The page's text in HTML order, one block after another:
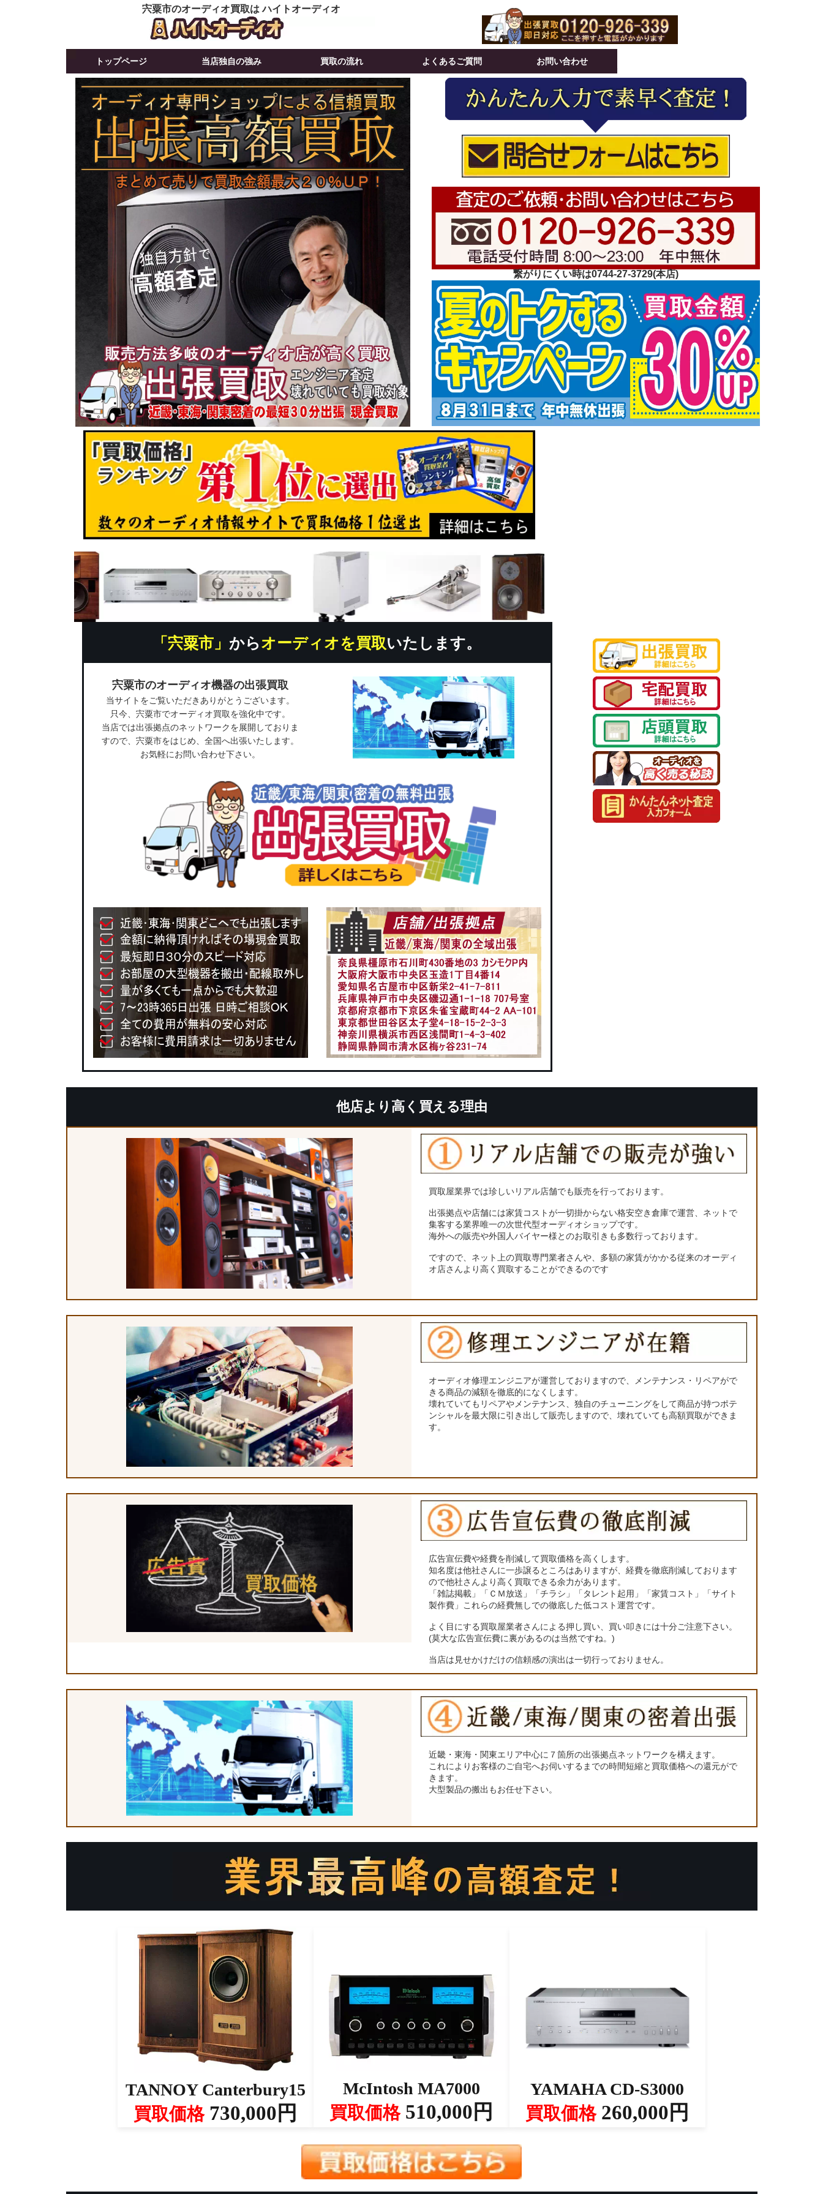
宍粟市のオーディオ買取は ハイトオーディオ
繋がりにくい時は0744-27-3729(本店)
「宍粟市」 からオーディオを買取いたします。
宍粟市のオーディオ機器の出張買取
当サイトをご覧いただきありがとうございます。
只今、宍粟市でオーディオ買取を強化中です。
当店では出張拠点のネットワークを展開しておりま
すので、宍粟市をはじめ、全国へ出張いたします。
お気軽にお問い合わせ下さい。
トップページ 当店独自の強み 買取の流れ よくあるご質問 お問い合わせ
他店より高く買える理由
買取屋業界では珍しいリアル店舗でも販売を行っております。
出張拠点や店舗には家賃コストが一切掛からない格安空き倉庫で運営、ネットで
集客する業界唯一の次世代型オーディオショップです。
海外への販売や外国人バイヤー様とのお取引きも多数行っております。
ですので、ネット上の買取専門業者さんや、多額の家賃がかかる従来のオーディ
オ店さんより高く買取することができるのです
オーディオ修理エンジニアが運営しておりますので、メンテナンス・リペアがで
きる商品の減額を徹底的になくします。
壊れていてもリペアやメンテナンス、独自のチューニングをして商品が持つポテ
ンシャルを最大限に引き出して販売しますので、壊れていても高額買取ができま
す。
広告宣伝費や経費を削減して買取価格を高くします。
知名度は他社さんに一歩譲るところはありますが、経費を徹底削減しております
ので他社さんより高く買取できる余力があります。
「雑誌掲載」「ＣＭ放送」「チラシ」「タレント起用」「家賃コスト」「サイト
製作費」これらの経費無しでの徹底した低コスト運営です。
よく目にする買取屋業者さんによる押し買い、買い叩きには十分ご注意下さい。
(莫大な広告宣伝費に裏があるのは当然ですね。)
当店は見せかけだけの信頼感の演出は一切行っておりません。
近畿・東海・関東エリア中心に７箇所の出張拠点ネットワークを構えます。
これによりお客様のご自宅へお伺いするまでの時間短縮と買取価格への還元がで
きます。
大型製品の搬出もお任せ下さい。
TANNOY Canterbury15
買取価格730,000円
McIntosh MA7000
買取価格510,000円
YAMAHA CD-S3000
買取価格260,000円